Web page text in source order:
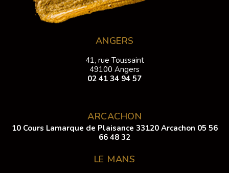
ANGERS
41, rue Toussaint
49100 Angers
02 41 34 94 57
ARCACHON
10 Cours Lamarque de Plaisance 33120 Arcachon 05 56
66 48 32
LE MANS